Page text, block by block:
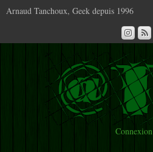
Arnaud Tanchoux, Geek depuis 1996
Connexion